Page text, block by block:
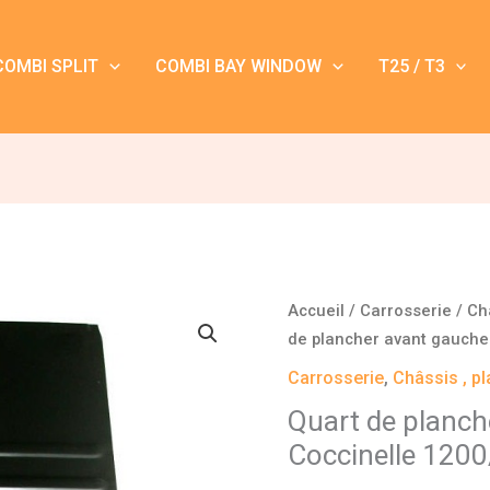
SPLIT COMBI BAY WINDOW T25 / T3
Accueil / Carrosserie /
de plancher avant
Carrosserie, Châssis ,
Quart de
Coccinelle
quantité
de
Quart
plancher
avant